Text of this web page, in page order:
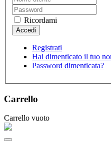
Ricordami
Registrati
Hai dimenticato il tuo
Password dimenticata?
Carrello
Carrello vuoto